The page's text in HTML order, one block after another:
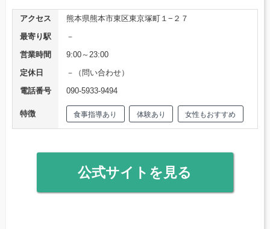
アクセス
熊本県熊本市東区東京塚町１−２７
最寄り駅
－
営業時間
9:00～23:00
定休日
－（問い合わせ）
電話番号
090-5933-9494
特徴 食事指導あり 体験あり 女性もおすすめ
公式サイトを見る